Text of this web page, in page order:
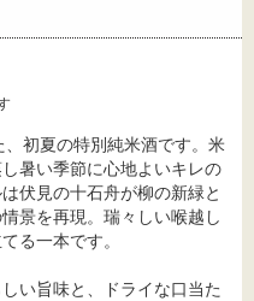
初夏の特別純米酒です。米
暑い季節に心地よいキレの
伏見の十石舟が柳の新緑と
景を再現。瑞々しい喉越し
る一本です。
い旨味と、ドライな口当た